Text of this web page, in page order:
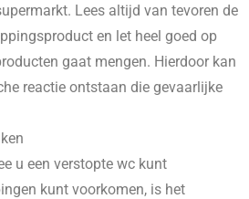
Lees altijd van tevoren de
en let heel goed op
gaat mengen. Hierdoor kan
reactie ontstaan die gevaarlijke
u een verstopte wc kunt
kunt voorkomen, is het